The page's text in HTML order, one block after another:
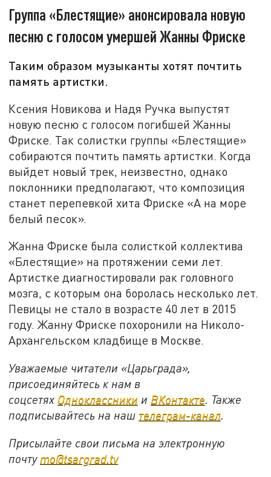
Группа «Блестящие» анонсировала новую
песню с голосом умершей Жанны Фриске
Таким образом музыканты хотят почтить
память артистки.
Ксения Новикова и Надя Ручка выпустят
новую песню с голосом погибшей Жанны
Фриске. Так солистки группы «Блестящие»
собираются почтить память артистки. Когда
выйдет новый трек, неизвестно, однако
поклонники предполагают, что композиция
станет перепевкой хита Фриске «А на море
белый песок».
Жанна Фриске была солисткой коллектива
«Блестящие» на протяжении семи лет.
Артистке диагностировали рак головного
мозга, с которым она боролась несколько лет.
Певицы не стало в возрасте 40 лет в 2015
году. Жанну Фриске похоронили на Николо-
Архангельском кладбище в Москве.
Уважаемые читатели «Царьграда»,
присоединяйтесь к нам в
соцсетях Одноклассники и ВКонтакте. Также
подписывайтесь на наш телеграм-канал.
Присылайте свои письма на электронную
почту mo@tsargrad.tv